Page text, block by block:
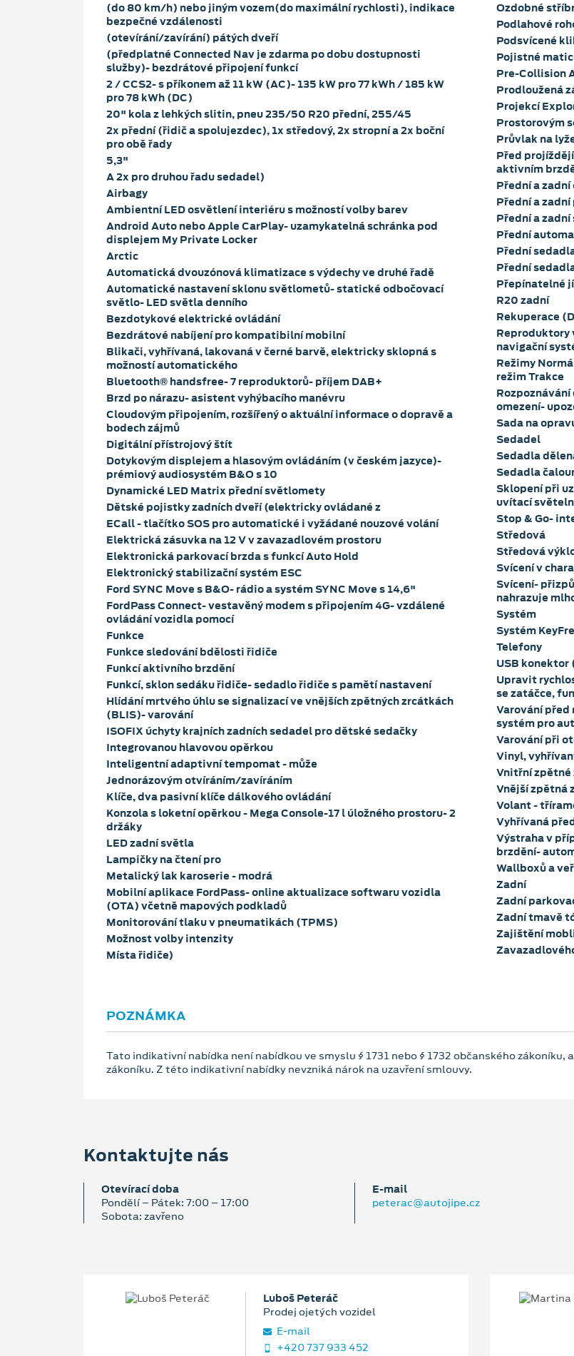
(do 80 km/h) nebo jiným vozem(do maximální rychlosti), indikace
bezpečné vzdálenosti
(otevírání/zavírání) pátých dveří
(předplatné Connected Nav je zdarma po dobu dostupnosti
služby)- bezdrátové připojení funkcí
2 / CCS2- s příkonem až 11 kW (AC)- 135 kW pro 77 kWh / 185 kW
pro 78 kWh (DC)
20" kola z lehkých slitin, pneu 235/50 R20 přední, 255/45
2x přední (řidič a spolujezdec), 1x středový, 2x stropní a 2x boční
pro obě řady
5,3"
A 2x pro druhou řadu sedadel)
Airbagy
Ambientní LED osvětlení interiéru s možností volby barev
Android Auto nebo Apple CarPlay- uzamykatelná schránka pod
displejem My Private Locker
Arctic
Automatická dvouzónová klimatizace s výdechy ve druhé řadě
Automatické nastavení sklonu světlometů- statické odbočovací
světlo- LED světla denního
Bezdotykové elektrické ovládání
Bezdrátové nabíjení pro kompatibilní mobilní
Blikači, vyhřívaná, lakovaná v černé barvě, elektricky sklopná s
možností automatického
Bluetooth® handsfree- 7 reproduktorů- příjem DAB+
Brzd po nárazu- asistent vyhýbacího manévru
Cloudovým připojením, rozšířený o aktuální informace o dopravě a
bodech zájmů
Digitální přístrojový štít
Dotykovým displejem a hlasovým ovládáním (v českém jazyce)-
prémiový audiosystém B&O s 10
Dynamické LED Matrix přední světlomety
Dětské pojistky zadních dveří (elektricky ovládané z
ECall - tlačítko SOS pro automatické i vyžádané nouzové volání
Elektrická zásuvka na 12 V v zavazadlovém prostoru
Elektronická parkovací brzda s funkcí Auto Hold
Elektronický stabilizační systém ESC
Ford SYNC Move s B&O- rádio a systém SYNC Move s 14,6"
FordPass Connect- vestavěný modem s připojením 4G- vzdálené
ovládání vozidla pomocí
Funkce
Funkce sledování bdělosti řidiče
Funkcí aktivního brzdění
Funkcí, sklon sedáku řidiče- sedadlo řidiče s pamětí nastavení
Hlídání mrtvého úhlu se signalizací ve vnějších zpětných zrcátkách
(BLIS)- varování
ISOFIX úchyty krajních zadních sedadel pro dětské sedačky
Integrovanou hlavovou opěrkou
Inteligentní adaptivní tempomat - může
Jednorázovým otvíráním/zavíráním
Klíče, dva pasivní klíče dálkového ovládání
Konzola s loketní opěrkou - Mega Console-17 l úložného prostoru- 2
držáky
LED zadní světla
Lampičky na čtení pro
Metalický lak karoserie - modrá
Mobilní aplikace FordPass- online aktualizace softwaru vozidla
(OTA) včetně mapových podkladů
Monitorování tlaku v pneumatikách (TPMS)
Možnost volby intenzity
Místa řidiče)
Ozdobné
Podlahové
Podsvícené
Pojistné
Pre-Collision
Prodloužená
Projekcí
Prostorovým
Průvlak na
Před
aktivním
Přední a
Přední a
Přední a
Přední
Přední
Přední
Přepínatelné
R20 zadní
Rekuperace
Reproduktory
navigační
Režimy
režim Trakce
omezení-
Sada na
Sedadel
Sedadla
Sedadla
Sklopení při
uvítací
Stop & Go-
Středová
Středová
Svícení v
Svícení-
nahrazuje
Systém
Systém
Telefony
USB konektor
Upravit
se zatáčce,
Varování před
systém pro
Varování při
Vinyl,
Vnitřní
Vnější zpětná
Volant -
Vyhřívaná
Výstraha v
brzdění-
Wallboxů a
Zadní
Zadní
Zadní tmavě
Zajištění
POZNÁMKA
Tato indikativní nabídka není nabídkou ve smyslu § 1731 nebo § 1732 občanského zákoníku,
zákoníku. Z této indikativní nabídky nevzniká nárok na uzavření smlouvy.
Kontaktujte nás
Otevírací doba
Pondělí – Pátek: 7:00 – 17:00
Sobota: zavřeno
E‑mail
peterac@autojipe.cz
Luboš Peteráč
Prodej ojetých vozidel
E‑mail
+420 737 933 452